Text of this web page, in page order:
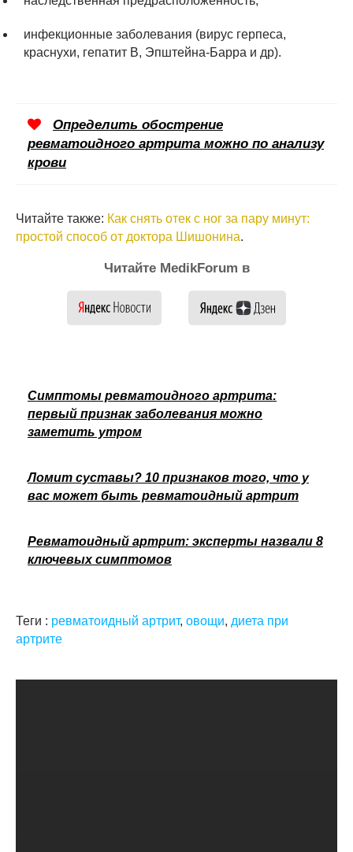
инфекционные заболевания (вирус герпеса,
краснухи, гепатит В, Эпштейна-Барра и др).
Определить обострение
ревматоидного артрита можно по анализу
крови
Читайте также: Как снять отек с ног за пару минут:
простой способ от доктора Шишонина.
Читайте MedikForum в
Симптомы ревматоидного артрита:
первый признак заболевания можно
заметить утром
Ломит суставы? 10 признаков того, что у
вас может быть ревматоидный артрит
Ревматоидный артрит: эксперты назвали 8
ключевых симптомов
Теги : ревматоидный артрит, овощи, диета при
артрите